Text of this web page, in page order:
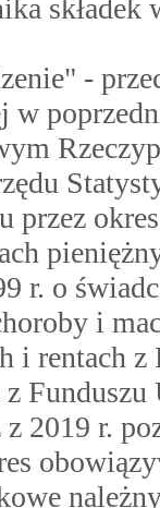
-
w
przez
r. o
i
i rentach
2019 r.